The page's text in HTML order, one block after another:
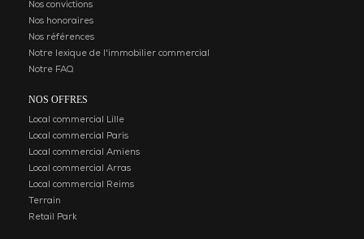
Nos convictions
Nos honoraires
Nos références
Notre lexique de l'immobilier commercial
Notre FAQ
NOS OFFRES
Local commercial Lille
Local commercial Paris
Local commercial Amiens
Local commercial Arras
Local commercial Reims
Terrain
Retail Park